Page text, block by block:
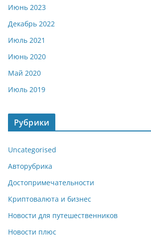
Июнь 2023
Декабрь 2022
Июль 2021
Июнь 2020
Май 2020
Июль 2019
Рубрики
Uncategorised
Авторубрика
Достопримечательности
Криптовалюта и бизнес
Новости для путешественников
Новости плюс